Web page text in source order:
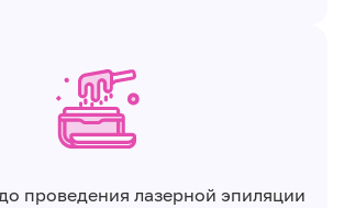
проведения лазерной эпиляции